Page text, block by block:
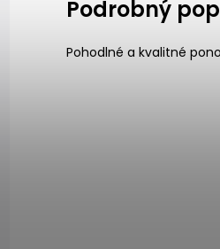
Podrobný
Pohodlné a kvalitné